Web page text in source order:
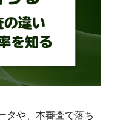
タや、本審査で落ち